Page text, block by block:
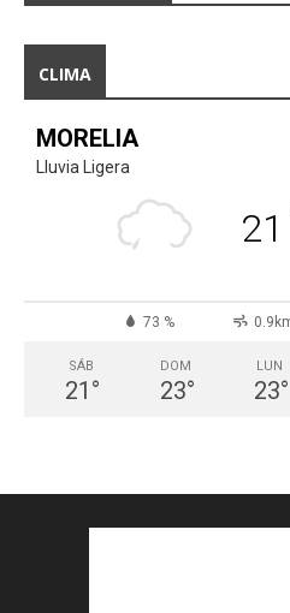
CLIMA
MORELIA
Lluvia Ligera
21
73 %
SÁB
21 °
DOM
23°
LUN
23°